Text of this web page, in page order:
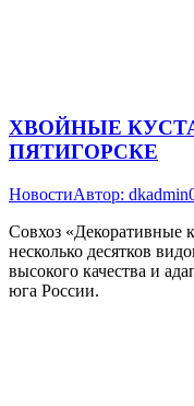
ХВОЙНЫЕ
ПЯТИГОРСКЕ
НовостиАвтор: dkadmin
Совхоз «Декоративные
несколько десятков
высокого качества и
юга России.